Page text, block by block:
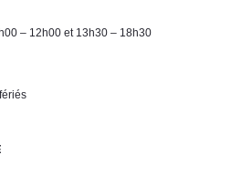
– 12h00 et 13h30 – 18h30